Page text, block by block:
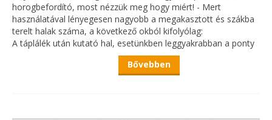
horogbefordító, most nézzük meg hogy miért! - Mert
használatával lényegesen nagyobb a megakasztott és szákba
terelt halak száma, a következő okból kifolyólag:
A táplálék után kutató hal, esetünkben leggyakrabban a ponty
úgy táplálkozik, hogy táplálékát többször beszívja és kifújja.
Hagyományos bojlis szerelékek esetében könnyen megteheti
ezt a csalival és vele együtt a horoggal, mert nem volt olyan
Bővebben